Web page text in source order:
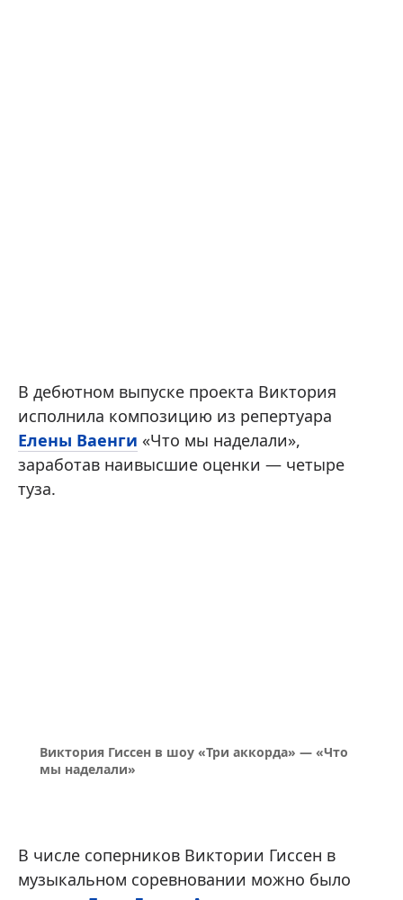
В дебютном выпуске проекта Виктория
исполнила композицию из репертуара
Елены Ваенги «Что мы наделали»,
заработав наивысшие оценки — четыре
туза.
Виктория Гиссен в шоу «Три аккорда» — «Что
мы наделали»
В числе соперников Виктории Гиссен в
музыкальном соревновании можно было